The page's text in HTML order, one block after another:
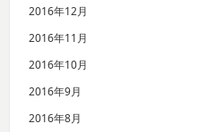
2016年12月
2016年11月
2016年10月
2016年9月
2016年8月